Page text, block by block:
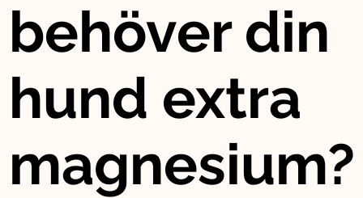
behöver din
hund extra
magnesium?